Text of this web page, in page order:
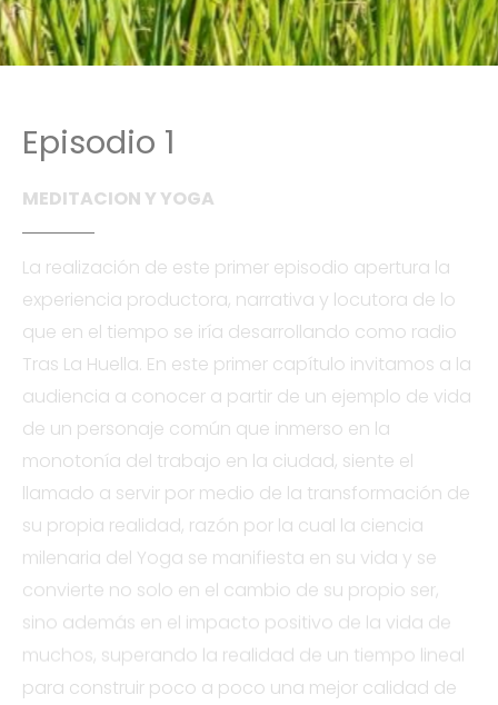
Episodio 1
MEDITACION Y YOGA
La realización de este primer episodio apertura la
experiencia productora, narrativa y locutora de lo
que en el tiempo se iría desarrollando como radio
Tras La Huella. En este primer capítulo invitamos a la
audiencia a conocer a partir de un ejemplo de vida
de un personaje común que inmerso en la
monotonía del trabajo en la ciudad, siente el
llamado a servir por medio de la transformación de
su propia realidad, razón por la cual la ciencia
milenaria del Yoga se manifiesta en su vida y se
convierte no solo en el cambio de su propio ser,
sino además en el impacto positivo de la vida de
muchos, superando la realidad de un tiempo lineal
para construir poco a poco una mejor calidad de